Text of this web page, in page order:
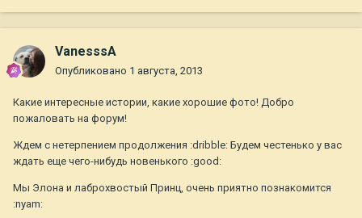
VanesssA
Опубликовано 1 августа, 2013
Какие интересные истории, какие хорошие фото! Добро
пожаловать на форум!
Ждем с нетерпением продолжения :dribble: Будем честенько у вас
ждать еще чего-нибудь новенького :good:
Мы Элона и лаброхвостый Принц, очень приятно познакомится
:nyam: